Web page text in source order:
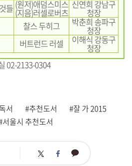
들(원저)애덤스미스
(지음)러셀로버츠
신연희 강남구
청장
찰스 두히그 박춘희 송파구
청장
버트런드 러셀 이해식 강동구
청장
02-2133-0304
서 #추천도서
#잘 가 2015
서울시 추천도서
트 페 카